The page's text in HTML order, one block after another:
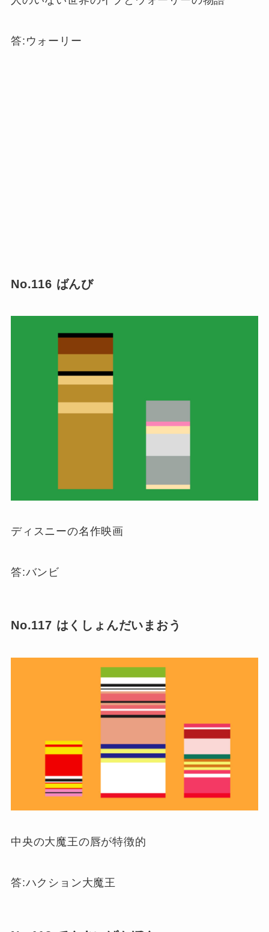
答:ウォーリー
No.116 ばんび
ディスニーの名作映画
答:バンビ
No.117 はくしょんだいまおう
中央の大魔王の唇が特徴的
答:ハクション大魔王